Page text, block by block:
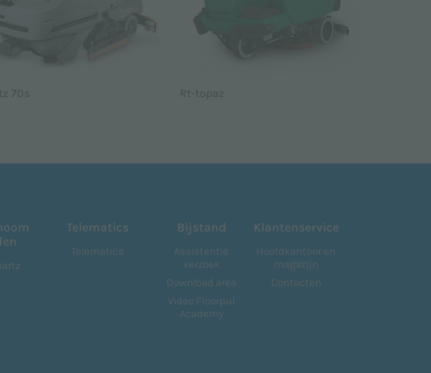
70s Rt-topaz
Telematics
Telematics
Bijstand
Assistentie
verzoek
Download area
Video Floorpul
Academy
Klantenservice
Hoofdkantoor en
magazijn
Contacten